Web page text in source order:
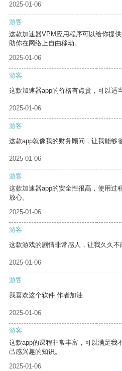
2025-01-06
游客
这款加速器VPM应用程序可以给你提
助你在网络上自由移动。
2025-01-06
游客
这款加速器app的价格有点贵，可以适
2025-01-06
游客
这款app就像我的财务顾问，让我能够
2025-01-06
游客
这款加速器app的安全性很高，使用过
放心。
2025-01-06
游客
这款游戏的剧情非常感人，让我久久不
2025-01-06
游客
我喜欢这个软件 作者加油
2025-01-06
游客
这款app的课程非常丰富，可以满足我
己感兴趣的知识。
2025-01-06